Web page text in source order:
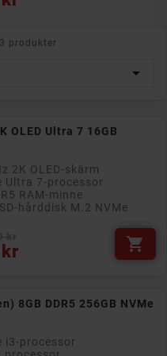
produkter

OLED Ultra 7 16GB
2K OLED-skärm
Ultra 7-processor
RAM-minne
hårddisk M.2 NVMe

8GB DDR5 256GB NVMe
i3-processor